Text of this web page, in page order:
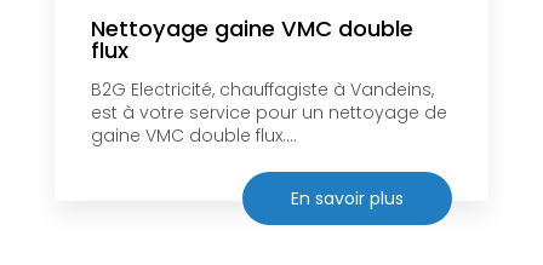
Nettoyage gaine VMC double
flux
B2G Electricité, chauffagiste à Vandeins,
est à votre service pour un nettoyage de
gaine VMC double flux....
En savoir plus